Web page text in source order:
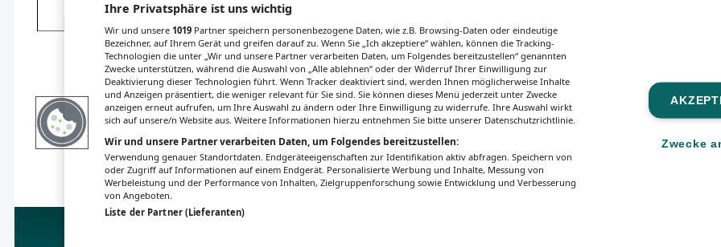
Ihre Privatsphäre ist uns wichtig
Wir und unsere 1019 Partner speichern personenbezogene Daten, wie z.B. Browsing-Daten oder eindeutige
Bezeichner, auf Ihrem Gerät und greifen darauf zu. Wenn Sie „Ich akzeptiere“ wählen, können die Tracking-
Technologien die unter „Wir und unsere Partner verarbeiten Daten, um Folgendes bereitzustellen“ genannten
Zwecke unterstützen, während die Auswahl von „Alle ablehnen“ oder der Widerruf Ihrer Einwilligung zur
Deaktivierung dieser Technologien führt. Wenn Tracker deaktiviert sind, werden Ihnen möglicherweise Inhalte
und Anzeigen präsentiert, die weniger relevant für Sie sind. Sie können dieses Menü jederzeit unter Zwecke
anzeigen erneut aufrufen, um Ihre Auswahl zu ändern oder Ihre Einwilligung zu widerrufe. Ihre Auswahl wirkt
sich auf unsere/n Website aus. Weitere Informationen hierzu entnehmen Sie bitte unserer Datenschutzrichtlinie.
Wir und unsere Partner verarbeiten Daten, um Folgendes bereitzustellen:
Verwendung genauer Standortdaten. Endgeräteeigenschaften zur Identifikation aktiv abfragen. Speichern von
oder Zugriff auf Informationen auf einem Endgerät. Personalisierte Werbung und Inhalte, Messung von
Werbeleistung und der Performance von Inhalten, Zielgruppenforschung sowie Entwicklung und Verbesserung
von Angeboten.
Liste der Partner (Lieferanten)
Zwecke